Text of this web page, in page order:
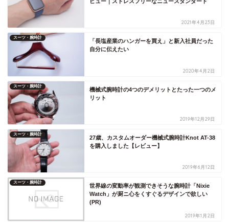
2021年4月23日
スーツ・腕時計
「長塩産業のハンガーを買え」と新入社員だった
自分に伝えたい
2020年4月2日
スーツ・腕時計
機械式腕時計の4つのデメリットとたった一つのメ
リット
2019年12月29日
スーツ・腕時計
27歳、カスタムオーダー機械式腕時計Knot AT-38
を購入しました【レビュー】
2019年6月12日
スーツ・腕時計
世界線の変動率が観測できそうな腕時計「Nixie
Watch」が厨ニ心をくすぐるデザインで欲しい
(PR)
2019年1月2日